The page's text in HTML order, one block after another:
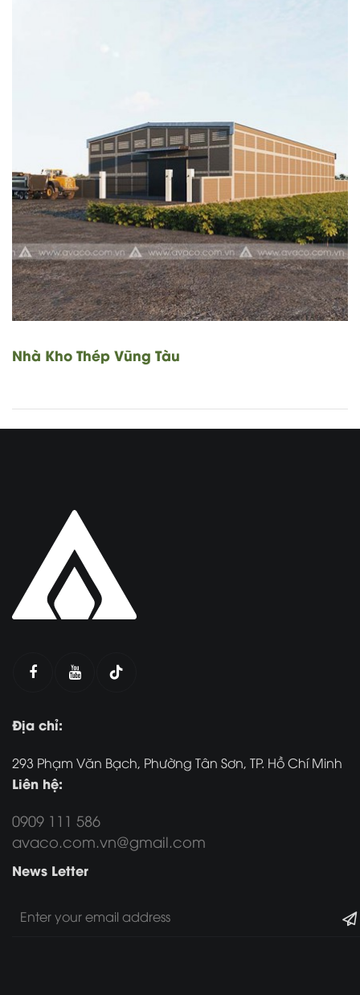
Nhà Kho Thép Vũng Tàu
Địa chỉ:
293 Phạm Văn Bạch, Phường Tân Sơn, TP. Hồ Chí Minh
Liên hệ:
0909 111 586
avaco.com.vn@gmail.com
News Letter